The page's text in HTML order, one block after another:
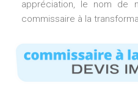
appréciation, le nom de
commissaire à la